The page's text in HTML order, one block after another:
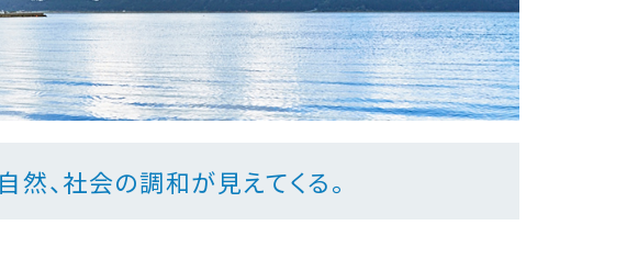
然、社会の調和が見えてくる。